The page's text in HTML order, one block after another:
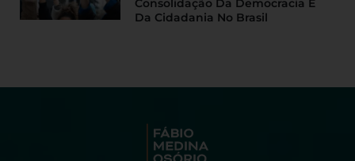
Consolidação Da Democracia E
Da Cidadania No Brasil